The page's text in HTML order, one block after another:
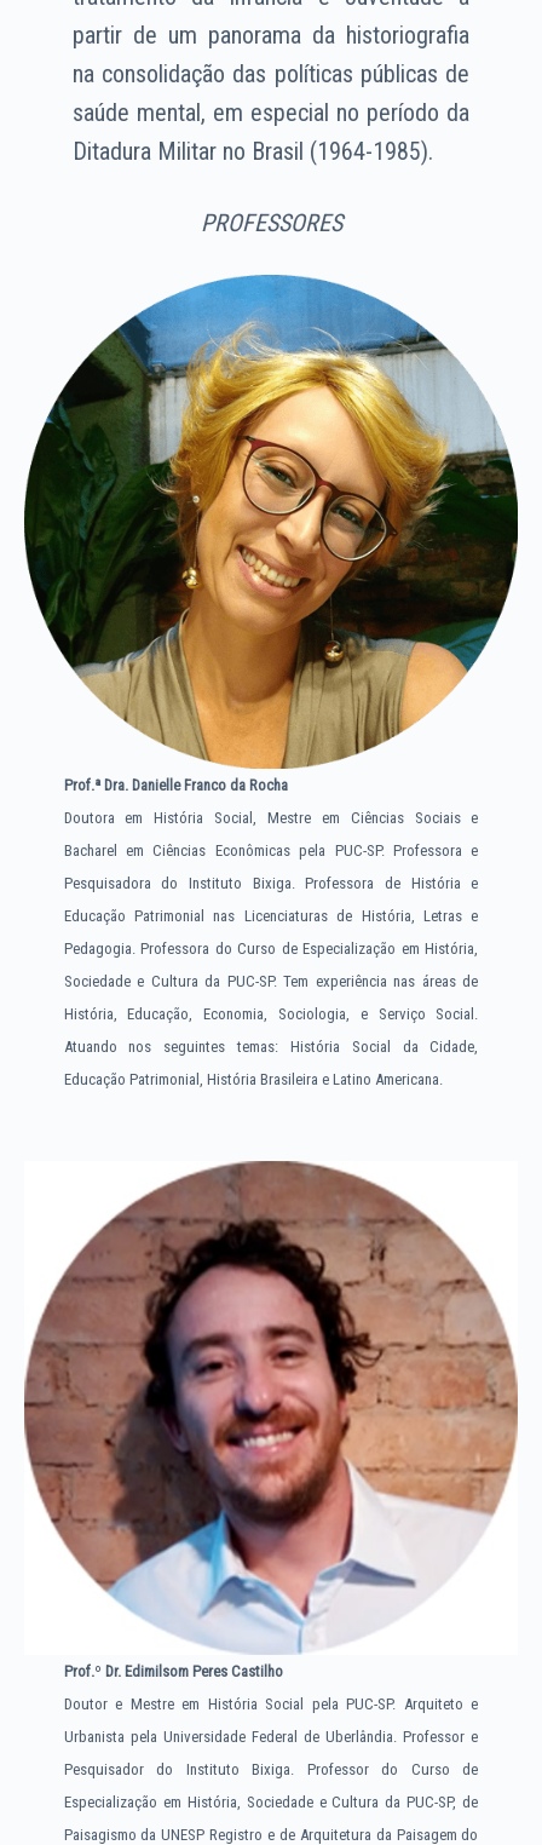
partir de um panorama da historiografia
na consolidação das políticas públicas de
saúde mental, em especial no período da
Ditadura Militar no Brasil (1964-1985).
PROFESSORES
Prof.ª Dra. Danielle Franco da Rocha
Doutora em História Social, Mestre em Ciências Sociais e
Bacharel em Ciências Econômicas pela PUC-SP. Professora e
Pesquisadora do Instituto Bixiga. Professora de História e
Educação Patrimonial nas Licenciaturas de História, Letras e
Pedagogia. Professora do Curso de Especialização em História,
Sociedade e Cultura da PUC-SP. Tem experiência nas áreas de
História, Educação, Economia, Sociologia, e Serviço Social.
Atuando nos seguintes temas: História Social da Cidade,
Educação Patrimonial, História Brasileira e Latino Americana.
Prof.º Dr. Edimilsom Peres Castilho
Doutor e Mestre em História Social pela PUC-SP. Arquiteto e
Urbanista pela Universidade Federal de Uberlândia. Professor e
Pesquisador do Instituto Bixiga. Professor do Curso de
Especialização em História, Sociedade e Cultura da PUC-SP, de
Paisagismo da UNESP Registro e de Arquitetura da Paisagem do